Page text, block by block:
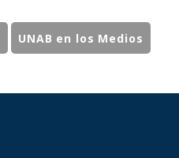
UNAB en los Medios